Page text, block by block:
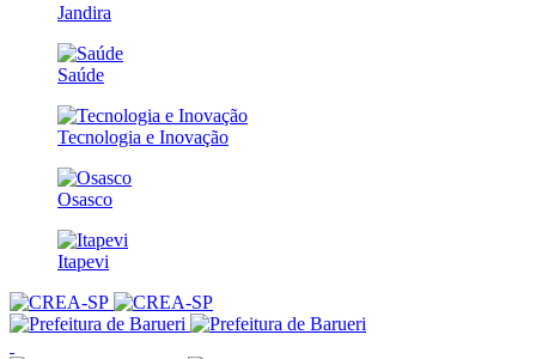
Jandira
Saúde
Tecnologia e Inovação
Osasco
Itapevi